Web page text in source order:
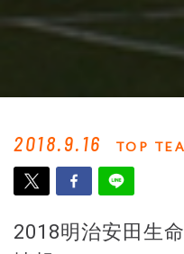
2018.9.16 TOP
2018明治安田生